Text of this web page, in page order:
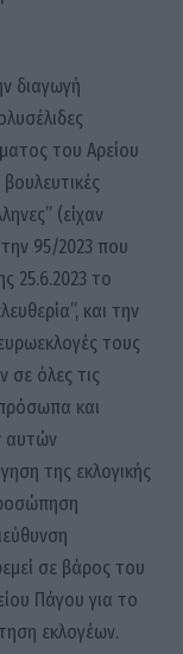
διαγωγή
του Αρείου
(είχαν
την 95/2023 που
25.6.2023 το
και την
τους
σε όλες τις
και
αυτών
της εκλογικής
σε βάρος του
Πάγου για το
εκλογέων.